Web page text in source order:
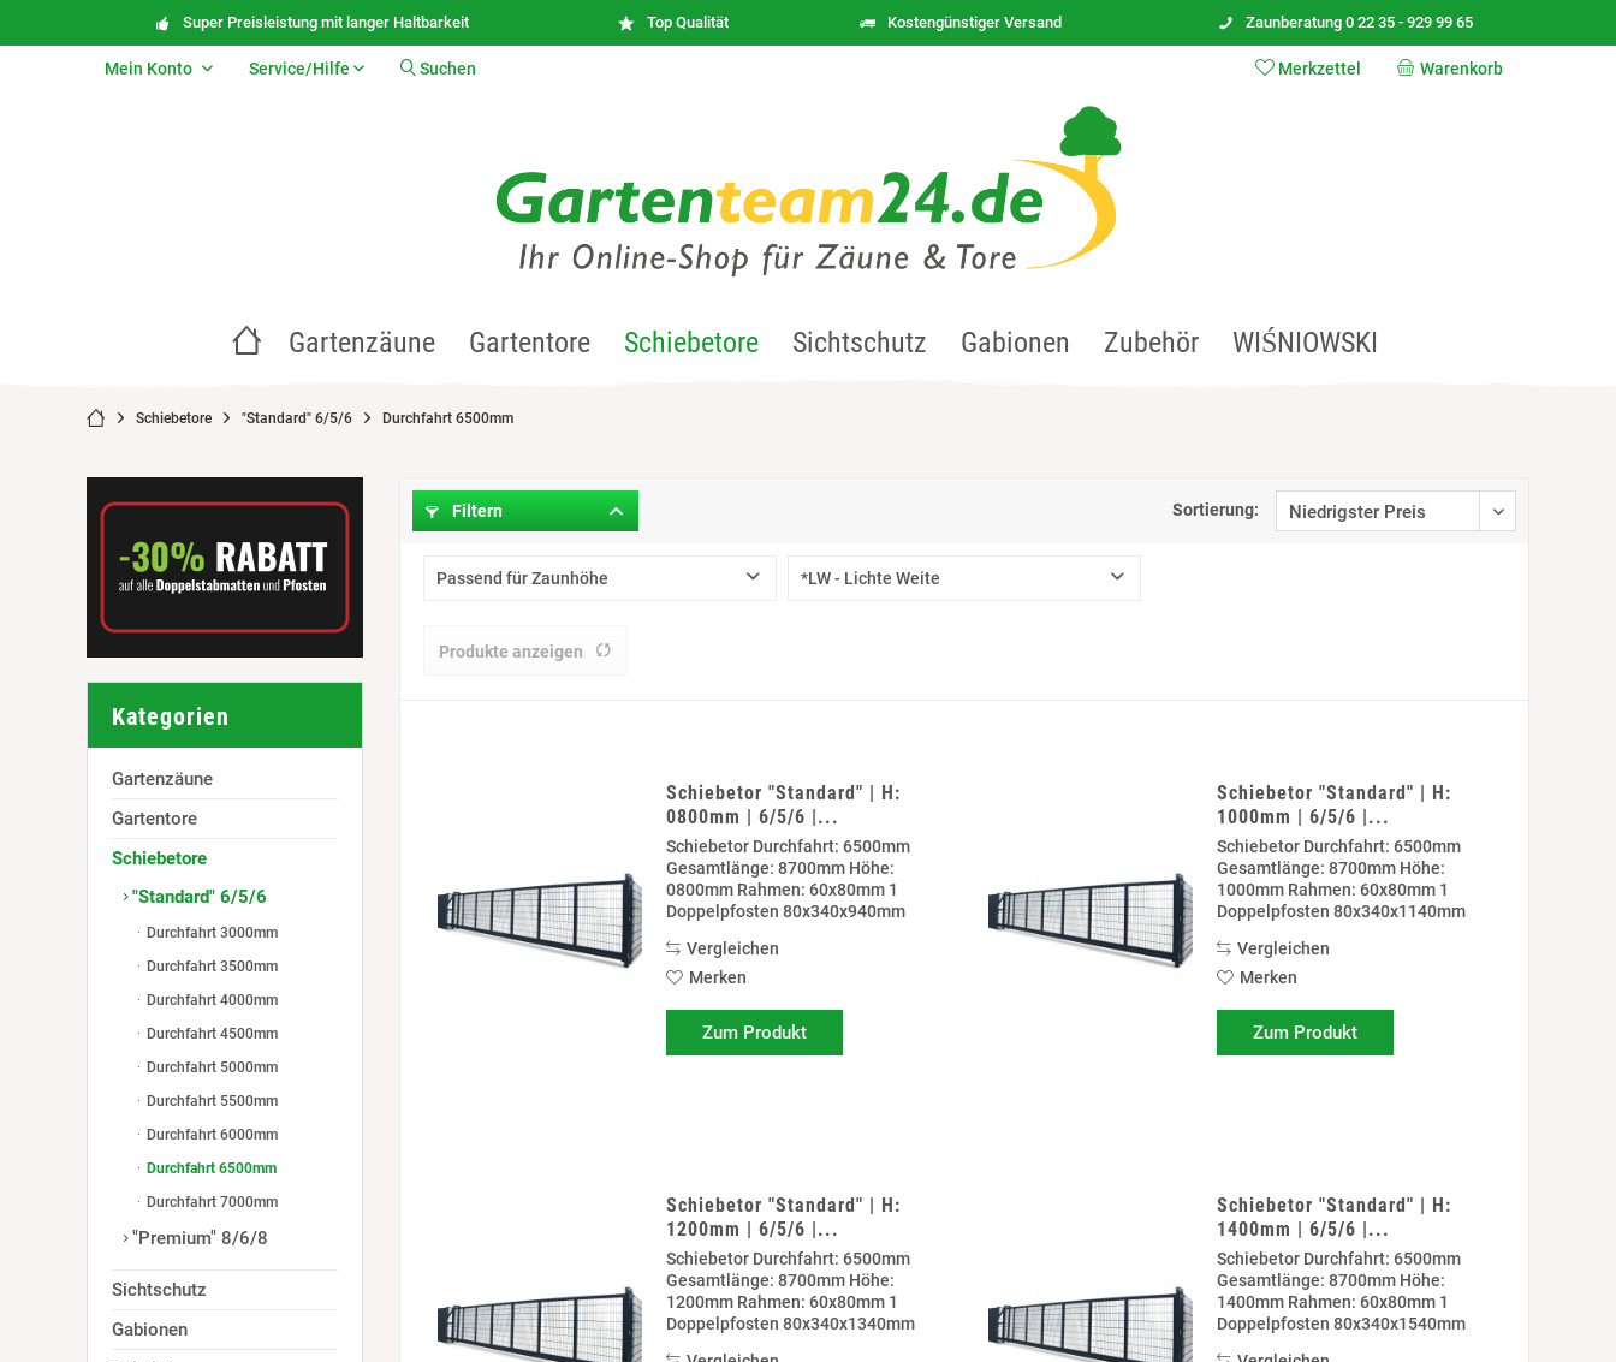
Super Preisleistung mit langer Haltbarkeit Top Qualität Kostengünstiger Versand Zaunberatung 0 22 35 - 929 99 65
Warenkorb
Merkzettel
Mein Konto Service/Hilfe Suchen
Gartenzäune Gartentore Schiebetore Sichtschutz Gabionen Zubehör WIŚNIOWSKI
Schiebetore "Standard" 6/5/6 Durchfahrt 6500mm
Kategorien
Gartenzäune
Gartentore
Schiebetore
"Standard" 6/5/6
Durchfahrt 3000mm
Durchfahrt 3500mm
Durchfahrt 4000mm
Durchfahrt 4500mm
Durchfahrt 5000mm
Durchfahrt 5500mm
Durchfahrt 6000mm
Durchfahrt 6500mm
Durchfahrt 7000mm
"Premium" 8/6/8
Sichtschutz
Gabionen
Filtern Sortierung:
Passend für Zaunhöhe *LW - Lichte Weite
Produkte anzeigen
Schiebetor "Standard" | H:
0800mm | 6/5/6 |...
Schiebetor Durchfahrt: 6500mm
Gesamtlänge: 8700mm Höhe:
0800mm Rahmen: 60x80mm 1
Doppelpfosten 80x340x940mm
Doppelpfosten 80x340x1540mm
zum einbetonieren. Rollböcke
Vergleichen
Merken
Zum Produkt
Schiebetor "Standard" | H:
1000mm | 6/5/6 |...
Schiebetor Durchfahrt: 6500mm
Gesamtlänge: 8700mm Höhe:
1000mm Rahmen: 60x80mm 1
Doppelpfosten 80x340x1140mm
Doppelpfosten 80x340x1740mm
zum einbetonieren. Rollböcke
Vergleichen
Merken
Zum Produkt
Schiebetor "Standard" | H:
1200mm | 6/5/6 |...
Schiebetor Durchfahrt: 6500mm
Gesamtlänge: 8700mm Höhe:
1200mm Rahmen: 60x80mm 1
Doppelpfosten 80x340x1340mm
Schiebetor "Standard" | H:
1400mm | 6/5/6 |...
Schiebetor Durchfahrt: 6500mm
Gesamtlänge: 8700mm Höhe:
1400mm Rahmen: 60x80mm 1
Doppelpfosten 80x340x1540mm